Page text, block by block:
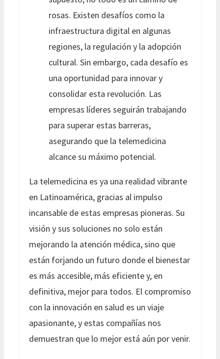
rosas. Existen desafíos como la
infraestructura digital en algunas
regiones, la regulación y la adopción
cultural. Sin embargo, cada desafío es
una oportunidad para innovar y
consolidar esta revolución. Las
empresas líderes seguirán trabajando
para superar estas barreras,
asegurando que la telemedicina
alcance su máximo potencial.
La telemedicina es ya una realidad vibrante
en Latinoamérica, gracias al impulso
incansable de estas empresas pioneras. Su
visión y sus soluciones no solo están
mejorando la atención médica, sino que
están forjando un futuro donde el bienestar
es más accesible, más eficiente y, en
definitiva, mejor para todos. El compromiso
con la innovación en salud es un viaje
apasionante, y estas compañías nos
demuestran que lo mejor está aún por venir.